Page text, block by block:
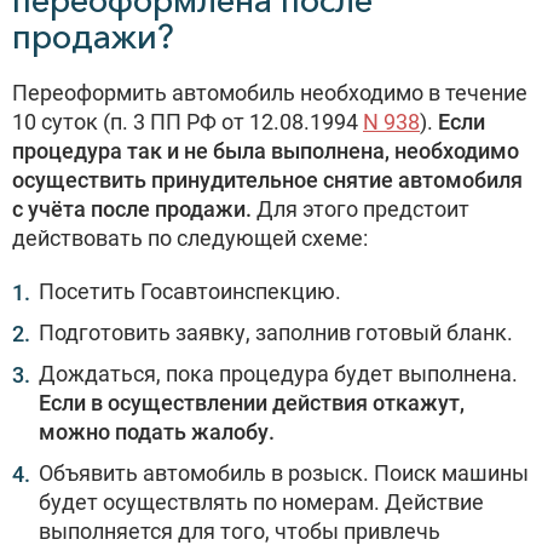
продажи?
Переоформить автомобиль необходимо в течение
10 суток (п. 3 ПП РФ от 12.08.1994 N 938). Если
процедура так и не была выполнена, необходимо
осуществить принудительное снятие автомобиля
с учёта после продажи. Для этого предстоит
действовать по следующей схеме:
Посетить Госавтоинспекцию.
Подготовить заявку, заполнив готовый бланк.
Дождаться, пока процедура будет выполнена.
Если в осуществлении действия откажут,
можно подать жалобу.
Объявить автомобиль в розыск. Поиск машины
будет осуществлять по номерам. Действие
выполняется для того, чтобы привлечь